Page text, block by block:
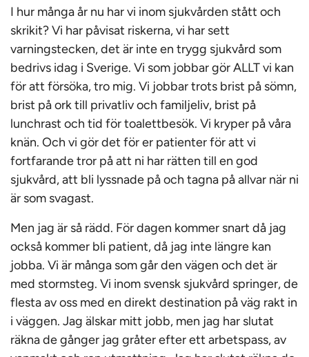
I hur många år nu har vi inom sjukvården stått och
skrikit? Vi har påvisat riskerna, vi har sett
varningstecken, det är inte en trygg sjukvård som
bedrivs idag i Sverige. Vi som jobbar gör ALLT vi kan
för att försöka, tro mig. Vi jobbar trots brist på sömn,
brist på ork till privatliv och familjeliv, brist på
lunchrast och tid för toalettbesök. Vi kryper på våra
knän. Och vi gör det för er patienter för att vi
fortfarande tror på att ni har rätten till en god
sjukvård, att bli lyssnade på och tagna på allvar när ni
är som svagast.
Men jag är så rädd. För dagen kommer snart då jag
också kommer bli patient, då jag inte längre kan
jobba. Vi är många som går den vägen och det är
med stormsteg. Vi inom svensk sjukvård springer, de
flesta av oss med en direkt destination på väg rakt in
i väggen. Jag älskar mitt jobb, men jag har slutat
räkna de gånger jag gråter efter ett arbetspass, av